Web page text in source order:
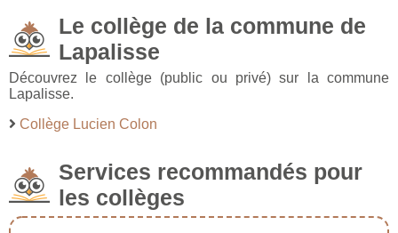
Le collège de la commune de
Lapalisse
Découvrez le collège (public ou privé) sur la commune
Lapalisse.
Collège Lucien Colon
Services recommandés pour
les collèges